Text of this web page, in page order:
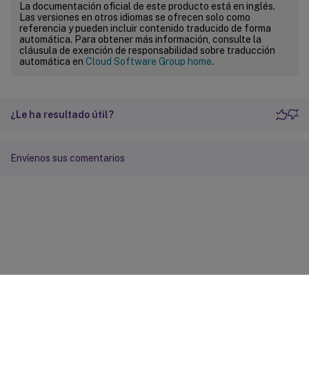
La documentación oficial de este producto está en inglés.
Las versiones en otros idiomas se ofrecen solo como
referencia y pueden incluir contenido traducido de forma
automática. Para obtener más información, consulte la
cláusula de exención de responsabilidad sobre traducción
automática en Cloud Software Group home.
¿Le ha resultado útil?
Envíenos sus comentarios